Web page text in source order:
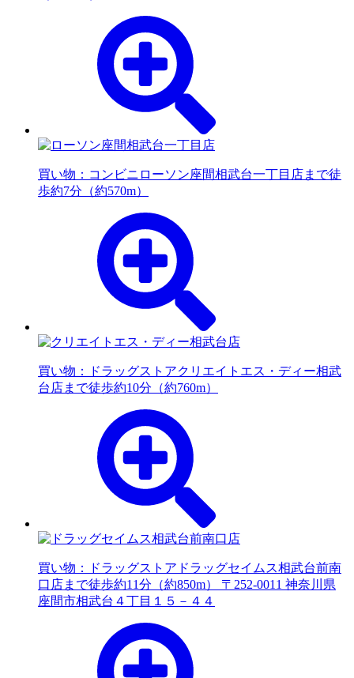
買い物：コンビニ ローソン座間相武台一丁目店まで徒
歩約7分（約570m）
買い物：ドラッグストアクリエイトエス・ディー相武
台店まで徒歩約10分（約760m）
買い物：ドラッグストア ドラッグセイムス相武台前南
口店まで徒歩約11分（約850m） 〒252-0011 神奈川県
座間市相武台４丁目１５－４４